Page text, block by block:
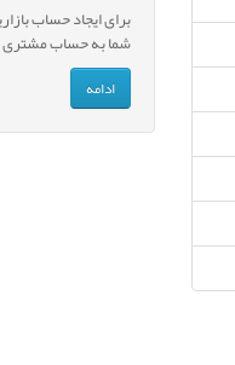
برای ایجاد حساب
شما به حساب
ادامه